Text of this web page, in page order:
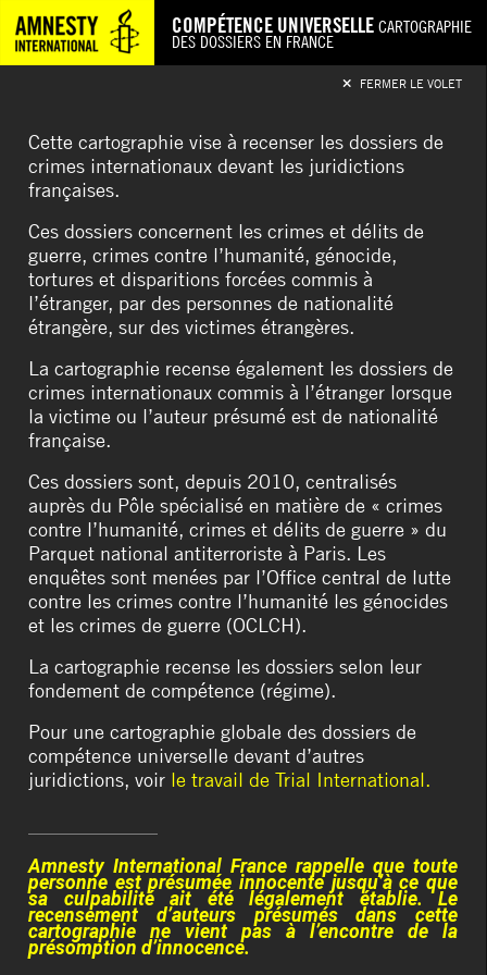
COMPÉTENCE UNIVERSELLE CARTOGRAPHIE
DES DOSSIERS EN FRANCE
FERMER LE VOLET
Cette cartographie vise à recenser les dossiers de
crimes internationaux devant les juridictions
françaises.
Ces dossiers concernent les crimes et délits de
guerre, crimes contre l’humanité, génocide,
tortures et disparitions forcées commis à
l’étranger, par des personnes de nationalité
étrangère, sur des victimes étrangères.
La cartographie recense également les dossiers de
crimes internationaux commis à l’étranger lorsque
la victime ou l’auteur présumé est de nationalité
française.
Ces dossiers sont, depuis 2010, centralisés
auprès du Pôle spécialisé en matière de « crimes
contre l’humanité, crimes et délits de guerre » du
Parquet national antiterroriste à Paris. Les
enquêtes sont menées par l’Office central de lutte
contre les crimes contre l’humanité les génocides
et les crimes de guerre (OCLCH).
La cartographie recense les dossiers selon leur
fondement de compétence (régime).
Pour une cartographie globale des dossiers de
compétence universelle devant d’autres
juridictions, voir le travail de Trial International.
Amnesty International France rappelle que toute
personne est présumée innocente jusqu’à ce que
sa culpabilité ait été légalement établie. Le
recensement d’auteurs présumés dans cette
cartographie ne vient pas à l’encontre de la
présomption d’innocence.